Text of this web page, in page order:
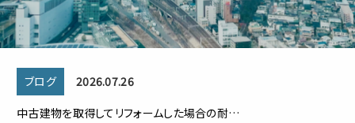
ブログ
2026.07.26
中古建物を取得してリフォームした場合の
ブログ
2026.07.26
中古建物を取得してリフォームした場合の耐…